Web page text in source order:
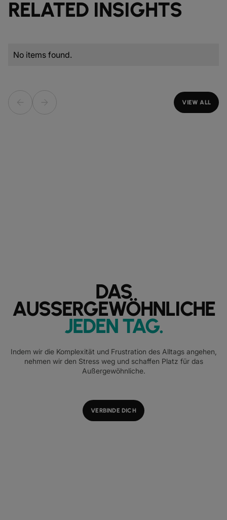
RELATED INSIGHTS
No items found.
VIEW ALL
DAS
AUSSERGEWÖHNLICHE
JEDEN TAG.
Indem wir die Komplexität und Frustration des Alltags angehen,
nehmen wir den Stress weg und schaffen Platz für das
Außergewöhnliche.
VERBINDE DICH